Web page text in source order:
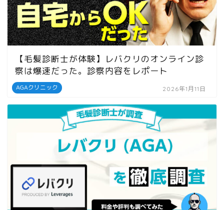
AGAクリニック
【毛髪診断士が体験】レバクリのオンライン診
察は爆速だった。診察内容をレポート
2026年1月11日